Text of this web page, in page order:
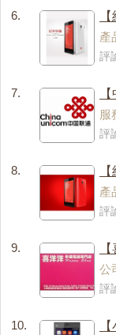
6.
產
評
7.
服
評
8.
產
評
9.
公
評
10.